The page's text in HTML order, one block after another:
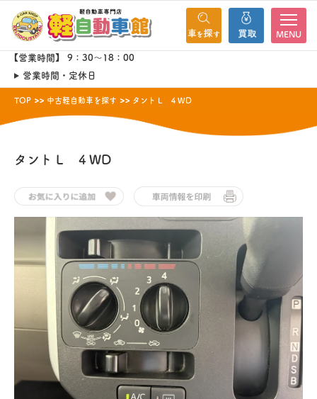
MENU
【営業時間】 9：30～18：00
営業時間・定休日
TOP 中古軽自動車を探す タント L ４WD
タント L ４WD